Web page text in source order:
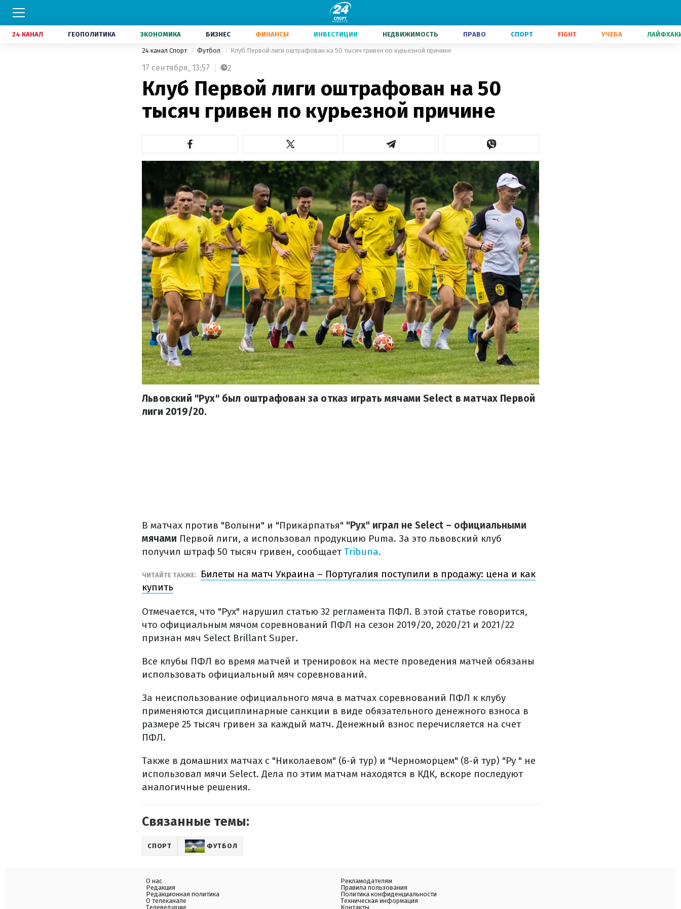
24 КАНАЛ ГЕОПОЛИТИКА ЭКОНОМИКА БИЗНЕС ФИНАНСЫ ИНВЕСТИЦИИ НЕДВИЖИМОСТЬ ПРАВО СПОРТ FIGHT УЧЕБА
24 канал Спорт Футбол Клуб Первой лиги оштрафован на 50 тысяч гривен по курьезной причине
17 сентября, 13:57 2
Клуб Первой лиги оштрафован на 50
тысяч гривен по курьезной причине
Львовский "Рух" был оштрафован за отказ играть мячами Select в матчах Первой
лиги 2019/20.
В матчах против "Волыни" и "Прикарпатья" "Рух" играл не Select – официальными
мячами Первой лиги, а использовал продукцию Puma. За это львовский клуб
получил штраф 50 тысяч гривен, сообщаетTribuna.
ЧИТАЙТЕ ТАКЖЕ:
Билеты на матч Украина – Португалия поступили в продажу: цена и как
купить
Отмечается, что "Рух" нарушил статью 32 регламента ПФЛ. В этой статье говорится,
что официальным мячом соревнований ПФЛ на сезон 2019/20, 2020/21 и 2021/22
признан мяч Select Brillant Super.
Все клубы ПФЛ во время матчей и тренировок на месте проведения матчей обязаны
использовать официальный мяч соревнований.
За неиспользование официального мяча в матчах соревнований ПФЛ к клубу
применяются дисциплинарные санкции в виде обязательного денежного взноса в
размере 25 тысяч гривен за каждый матч. Денежный взнос перечисляется на счет
ПФЛ.
Также в домашних матчах с "Николаевом" (6-й тур) и "Черноморцем" (8-й тур) "Ру " не
использовал мячи Select. Дела по этим матчам находятся в КДК, вскоре последуют
аналогичные решения.
Связанные темы:
СПОРТ ФУТБОЛ
О нас
Редакция
Редакционная политика
О телеканале
Телеведущие
Рекламодателям
Правила пользования
Политика конфиденциальности
Техническая информация
Контакты